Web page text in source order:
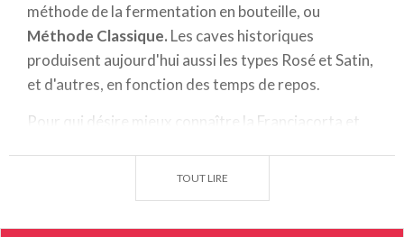
méthode de la fermentation en bouteille, ou
Méthode Classique. Les caves historiques
produisent aujourd'hui aussi les types Rosé et Satin,
et d'autres, en fonction des temps de repos.
Pour qui désire mieux connaître la Franciacorta et
TOUT LIRE